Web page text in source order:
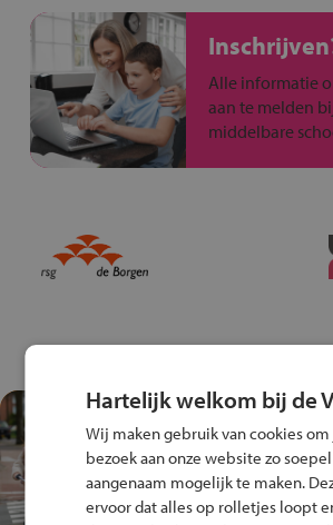
Alle informatie
aan te melden
middelbare
Test je kennis
Fiets Veilig
Verkeersspel!
Speel het Fiets Veilig
Hartelijk welkom bij de
Wij maken gebruik van cookies
bezoek aan onze website zo
aangenaam mogelijk te maken.
ervoor dat alles op rolletjes loopt